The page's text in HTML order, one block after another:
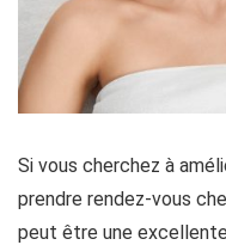
Si vous cherchez à
prendre rendez-vous
peut être une